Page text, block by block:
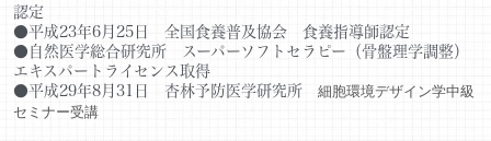
認定
●平成23年6月25日 全国食養普及協会 食養指導師認定
●自然医学総合研究所 スーパーソフトセラピー（骨盤理学調整）
エキスパートライセンス取得
●平成29年8月31日 杏林予防医学研究所 細胞環境デザイン学中級
セミナー受講